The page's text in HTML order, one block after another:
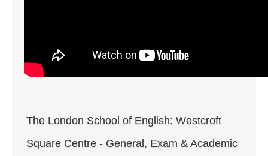
The London School of English: Westcroft
Square Centre - General, Exam & Academic